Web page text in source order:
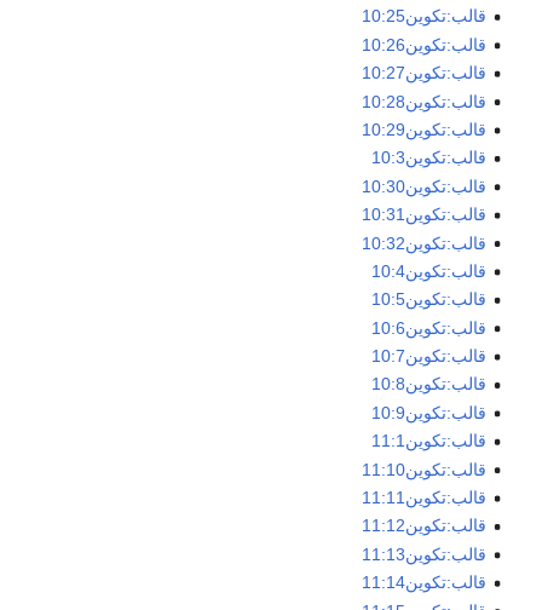
قالب:تكوين10:25
قالب:تكوين10:26
قالب:تكوين10:27
قالب:تكوين10:28
قالب:تكوين10:29
قالب:تكوين10:3
قالب:تكوين10:30
قالب:تكوين10:31
قالب:تكوين10:32
قالب:تكوين10:4
قالب:تكوين10:5
قالب:تكوين10:6
قالب:تكوين10:7
قالب:تكوين10:8
قالب:تكوين10:9
قالب:تكوين11:1
قالب:تكوين11:10
قالب:تكوين11:11
قالب:تكوين11:12
قالب:تكوين11:13
قالب:تكوين11:14